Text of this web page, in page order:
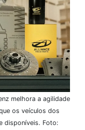
melhora a agilidade
os veículos dos
disponíveis. Foto: